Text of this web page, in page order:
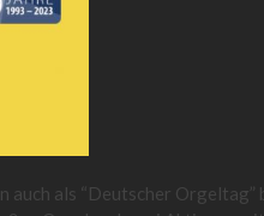
auch als “Deutscher